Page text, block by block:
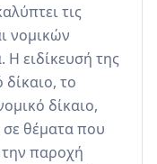
τις
νομικών
ειδίκευσή της
δίκαιο, το
δίκαιο,
σε θέματα που
την παροχή